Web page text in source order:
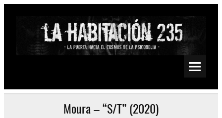
Saltar
Psychedelic, Stoner, Doom, Sludge, Fuzz, Space, Drone
Moura – “S/T” (2020)